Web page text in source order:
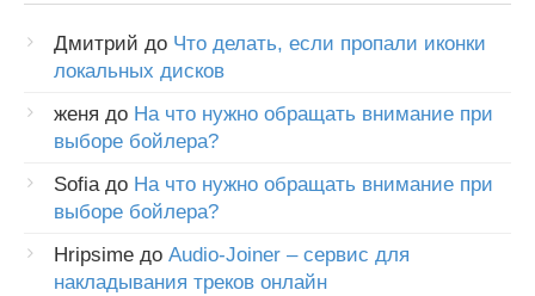
Дмитрий до Что делать, если пропали иконки
локальных дисков
женя до На что нужно обращать внимание при
выборе бойлера?
Sofiaдо На что нужно обращать внимание при
выборе бойлера?
Hripsime до Audio-Joiner – сервис для
накладывания треков онлайн